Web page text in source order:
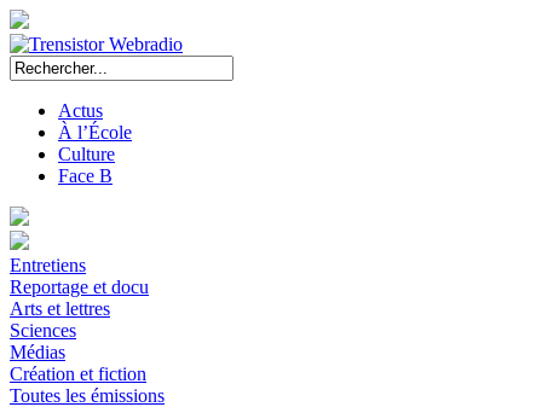
Actus
À l’École
Culture
Face B
Entretiens
Reportage et docu
Arts et lettres
Sciences
Médias
Création et fiction
Toutes les émissions